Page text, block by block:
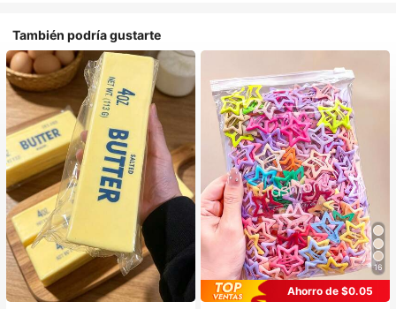
También podría gustarte
16
Ahorro de $0.05